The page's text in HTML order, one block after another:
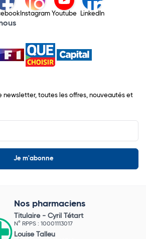
Instagram Youtube LinkedIn
newsletter, toutes les offres, nouveautés et
Nos pharmaciens
Titulaire - Cyril Tétart
N° RPPS : 10001113017
Louise Talleu